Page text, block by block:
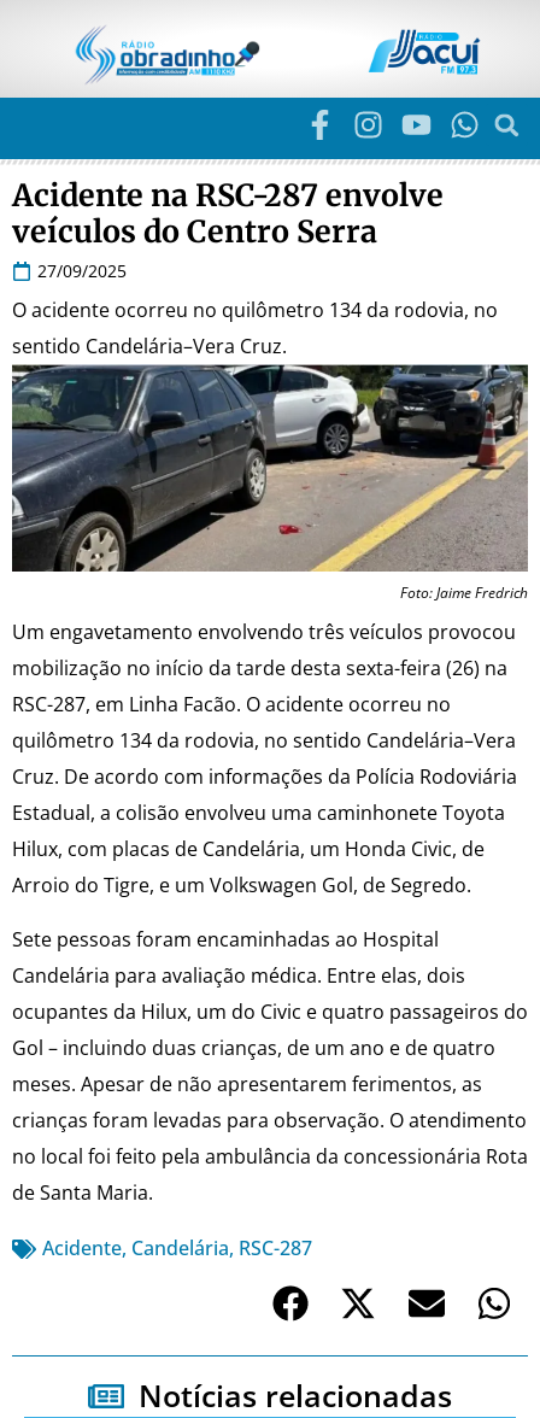
Acidente na RSC-287 envolve
veículos do Centro Serra
27/09/2025
O acidente ocorreu no quilômetro 134 da rodovia, no
sentido Candelária–Vera Cruz.
Foto: Jaime Fredrich
Um engavetamento envolvendo três veículos provocou
mobilização no início da tarde desta sexta-feira (26) na
RSC-287, em Linha Facão. O acidente ocorreu no
quilômetro 134 da rodovia, no sentido Candelária–Vera
Cruz. De acordo com informações da Polícia Rodoviária
Estadual, a colisão envolveu uma caminhonete Toyota
Hilux, com placas de Candelária, um Honda Civic, de
Arroio do Tigre, e um Volkswagen Gol, de Segredo.
Sete pessoas foram encaminhadas ao Hospital
Candelária para avaliação médica. Entre elas, dois
ocupantes da Hilux, um do Civic e quatro passageiros do
Gol – incluindo duas crianças, de um ano e de quatro
meses. Apesar de não apresentarem ferimentos, as
crianças foram levadas para observação. O atendimento
no local foi feito pela ambulância da concessionária Rota
de Santa Maria.
Acidente, Candelária, RSC-287
Notícias relacionadas